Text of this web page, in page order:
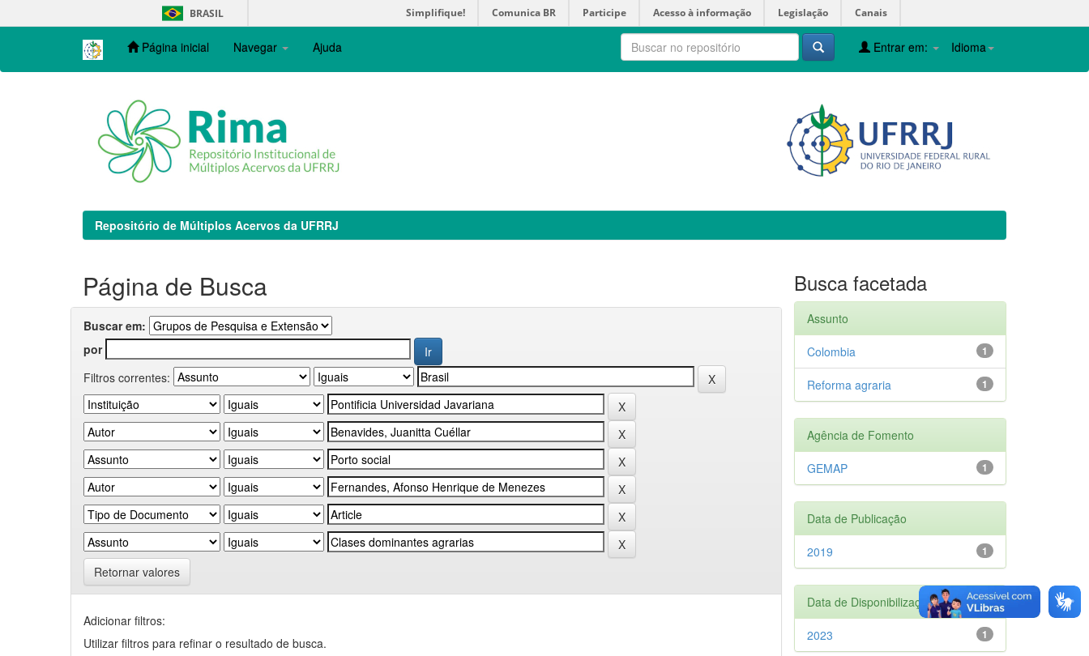
navigation
BRASIL Simplifique! Comunica BR Participe Acesso à informação Legislação Canais
Página inicial Navegar Ajuda Idioma
Entrar em:
Repositório de Múltiplos Acervos da UFRRJ
Página de Busca
Buscar em:
por
Filtros correntes:
Retornar valores
Adicionar filtros:
Utilizar filtros para refinar o resultado de busca.
Busca facetada
Assunto
1
Colombia
1
Reforma agraria
Agência de Fomento
1
GEMAP
Data de Publicação
1
2019
Data de Disponibilização
1
2023